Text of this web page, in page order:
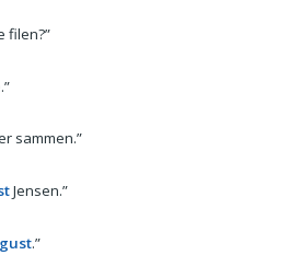
filen?”
sammen.”
Jensen.”
.”